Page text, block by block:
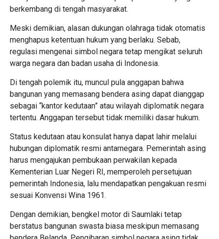
berkembang di tengah masyarakat.
Meski demikian, alasan dukungan olahraga tidak otomatis
menghapus ketentuan hukum yang berlaku. Sebab,
regulasi mengenai simbol negara tetap mengikat seluruh
warga negara dan badan usaha di Indonesia.
Di tengah polemik itu, muncul pula anggapan bahwa
bangunan yang memasang bendera asing dapat dianggap
sebagai “kantor kedutaan” atau wilayah diplomatik negara
tertentu. Anggapan tersebut tidak memiliki dasar hukum.
Status kedutaan atau konsulat hanya dapat lahir melalui
hubungan diplomatik resmi antarnegara. Pemerintah asing
harus mengajukan pembukaan perwakilan kepada
Kementerian Luar Negeri RI, memperoleh persetujuan
pemerintah Indonesia, lalu mendapatkan pengakuan resmi
sesuai Konvensi Wina 1961.
Dengan demikian, bengkel motor di Saumlaki tetap
berstatus bangunan swasta biasa meskipun memasang